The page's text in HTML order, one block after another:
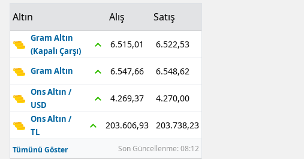
Altın Alış Satış
Gram Altın
(Kapalı Çarşı)
6.515,01 6.522,53
Gram Altın 6.547,66 6.548,62
Ons Altın /
USD
4.269,37 4.270,00
Ons Altın /
TL
203.606,93 203.738,23
Tümünü Göster Son Güncellenme: 08:12